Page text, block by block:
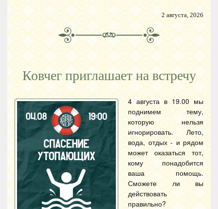
2 августа, 2026
Ковчег приглашает на встречу
4 августа в 19.00 мы
поднимем тему,
которую нельзя
игнорировать. Лето,
вода, отдых - и рядом
может оказаться тот,
кому понадобится
ваша помощь.
Сможете ли вы
действовать
правильно?